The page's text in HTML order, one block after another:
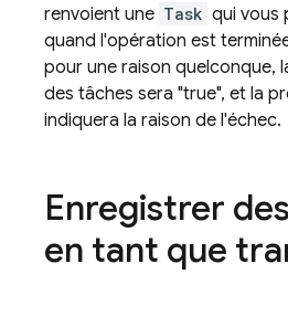
renvoient une Task qui vous
quand l'opération est
pour une raison quelconque,
des tâches sera "true", et la
indiquera la raison de l'échec.
Enregistrer
en tant que